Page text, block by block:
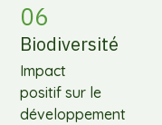
06
Biodiversité
Impact
positif sur le
développement